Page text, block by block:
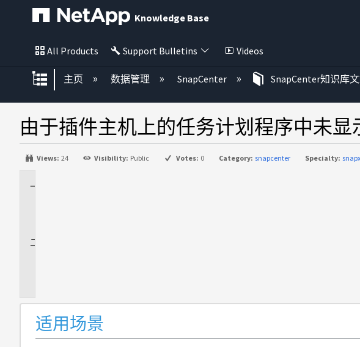
Knowledge Base
All Products Support Bulletins Videos
扩展/隐缩全局层次
主页 数据管理 SnapCenter SnapCenter知识库
由于插件主机上的任务计划程序中未
Views: 24 Visibility: Public Votes: 0 Category: snapcenter Specialty: snapx
适用场景